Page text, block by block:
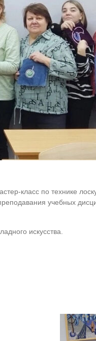
класс по технике
учебных
искусства.